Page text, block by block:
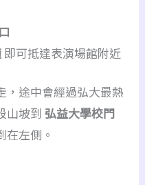
即可抵達表演場館附近
，途中會經過弘大最熱
山坡到 弘益大學校門
在左側。